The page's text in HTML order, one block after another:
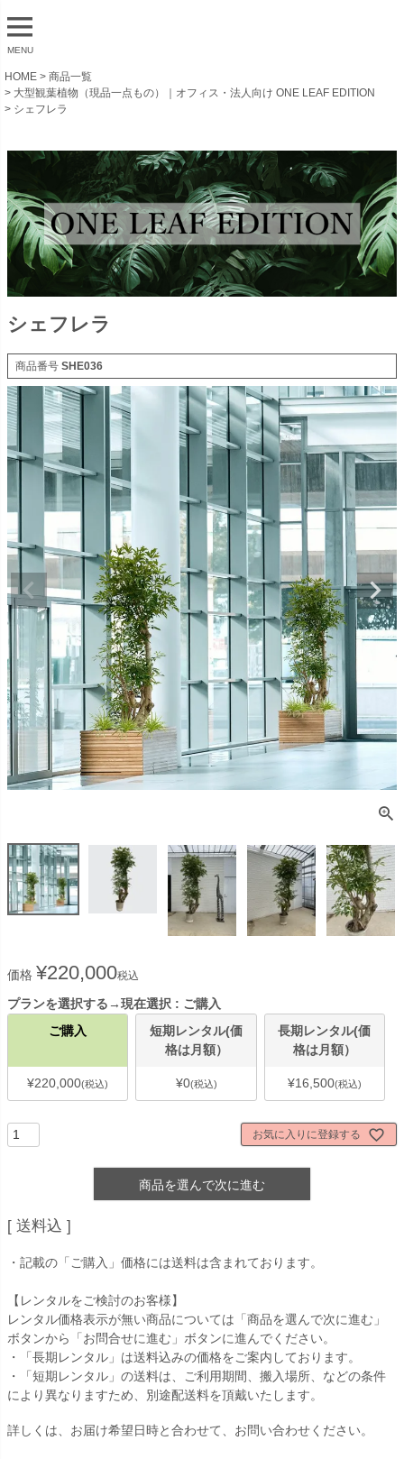
MENU
HOME
商品一覧
大型観葉植物（現品一点もの）｜オフィス・法人向け ONE LEAF EDITION
シェフレラ
シェフレラ
商品番号 SHE036
価格 ¥220,000税込
プランを選択する→現在選択
ご購入
ご購入
¥220,000 税込
短期レンタル(価
格は月額）
¥0 税込
長期レンタル(価
格は月額）
¥16,500 税込
お気に入りに登録する
商品を選んで次に進む
送料込
・記載の「ご購入」価格には送料は含まれております。
【レンタルをご検討のお客様】
レンタル価格表示が無い商品については「商品を選んで次に進む」
ボタンから「お問合せに進む」ボタンに進んでください。
・「長期レンタル」は送料込みの価格をご案内しております。
・「短期レンタル」の送料は、ご利用期間、搬入場所、などの条件
により異なりますため、別途配送料を頂戴いたします。
詳しくは、お届け希望日時と合わせて、お問い合わせください。